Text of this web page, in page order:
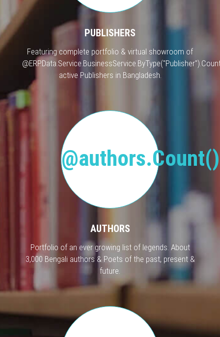
PUBLISHERS
Featuring complete portfolio & virtual showroom of
active Publishers in Bangladesh.
AUTHORS
Portfolio of an ever growing list of legends. About
3,000 Bengali authors & Poets of the past, present &
future.